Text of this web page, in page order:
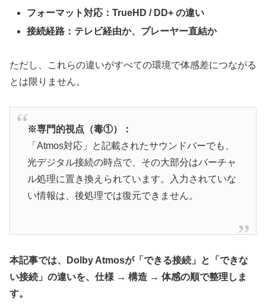
フォーマット対応：TrueHD / DD+ の違い
接続経路：テレビ経由か、プレーヤー直結か
ただし、これらの違いがすべての環境で体感差につながる
とは限りません。
※専門的視点（毒①）：
「Atmos対応」と記載されたサウンドバーでも、
光デジタル接続の時点で、その大部分はバーチャ
ル処理に置き換えられています。入力されていな
い情報は、後処理では復元できません。
本記事では、Dolby Atmosが「できる接続」と「できな
い接続」の違いを、仕様 → 構造 → 体感の順で整理しま
す。